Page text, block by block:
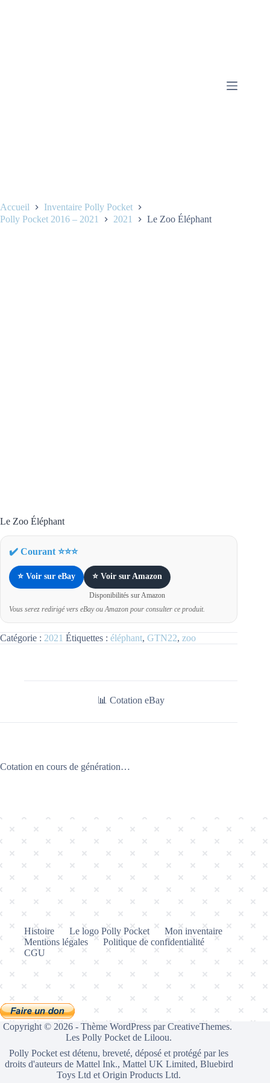
Accueil
Inventaire Polly Pocket
Polly Pocket 2016 – 2021
2021 Le Zoo Éléphant
Le Zoo Éléphant
✔️ Courant ⭐⭐⭐
⭐ Voir sur eBay ⭐ Voir sur Amazon
Disponibilités sur Amazon
Vous serez redirigé vers eBay ou Amazon pour consulter ce produit.
Catégorie : 2021 Étiquettes : éléphant, GTN22, zoo
📊 Cotation eBay
Cotation en cours de génération…
Histoire Le logo Polly Pocket
Mon inventaire
Mentions légales
Politique de confidentialité
CGU
Copyright © 2026 - Thème WordPress parCreativeThemes.
Les Polly Pocket de Liloou.
Polly Pocket est détenu, breveté, déposé et protégé par les
droits d'auteurs de Mattel Ink., Mattel UK Limited, Bluebird
Toys Ltd et Origin Products Ltd.